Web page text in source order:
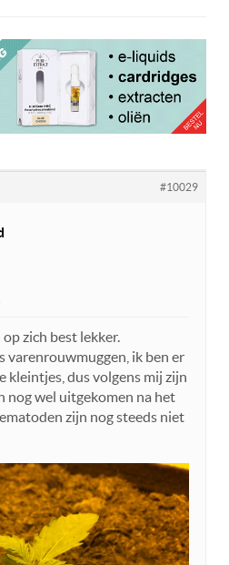
#10029
zich best lekker.
varenrouwmuggen, ik ben er
kleintjes, dus volgens mij zijn
nog wel uitgekomen na het
zijn nog steeds niet